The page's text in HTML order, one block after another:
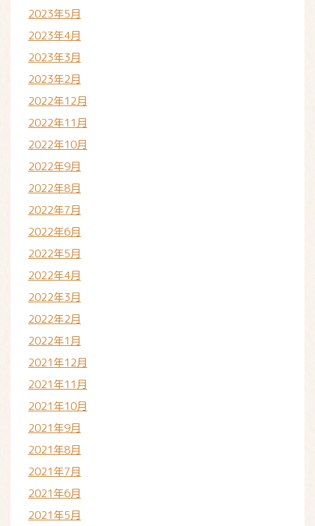
2023年5月
2023年4月
2023年3月
2023年2月
2022年12月
2022年11月
2022年10月
2022年9月
2022年8月
2022年7月
2022年6月
2022年5月
2022年4月
2022年3月
2022年2月
2022年1月
2021年12月
2021年11月
2021年10月
2021年9月
2021年8月
2021年7月
2021年6月
2021年5月